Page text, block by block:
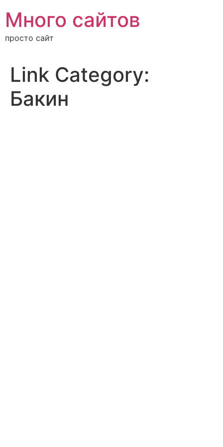
содержимому
Много сайтов
просто сайт
Link Category:
Бакин